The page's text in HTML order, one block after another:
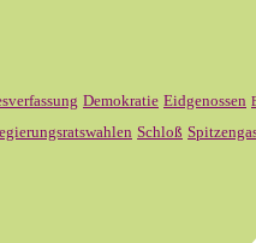
Demokratie Eidgenossen
Schloß